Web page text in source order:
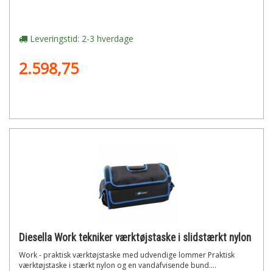
Leveringstid: 2-3 hverdage
2.598,75
Diesella Work tekniker værktøjstaske i slidstærkt nylon
Work - praktisk værktøjstaske med udvendige lommer Praktisk
værktøjstaske i stærkt nylon og en vandafvisende bund....